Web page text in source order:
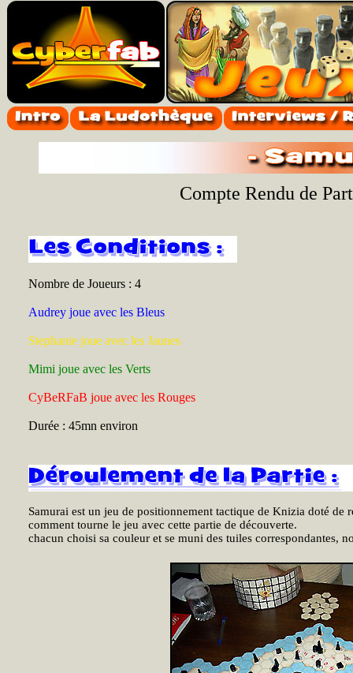
Compte Rendu de
Nombre de Joueurs : 4
Audrey joue avec les Bleus
Stephanie joue avec les Jaunes
Mimi joue avec les Verts
CyBeRFaB joue avec les Rouges
Durée : 45mn environ
Samurai est un jeu de positionnement tactique de Knizia doté
comment tourne le jeu avec cette partie de découverte.
chacun choisi sa couleur et se muni des tuiles correspondantes,